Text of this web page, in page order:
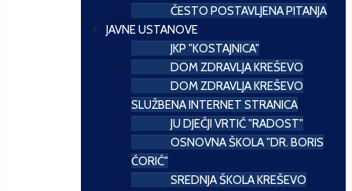
ČESTO POSTAVLJENA PITANJA
JAVNE USTANOVE
JKP "KOSTAJNICA"
DOM ZDRAVLJA KREŠEVO
DOM ZDRAVLJA KREŠEVO
SLUŽBENA INTERNET STRANICA
JU DJEČJI VRTIĆ "RADOST"
OSNOVNA ŠKOLA "DR. BORIS
ĆORIĆ"
SREDNJA ŠKOLA KREŠEVO